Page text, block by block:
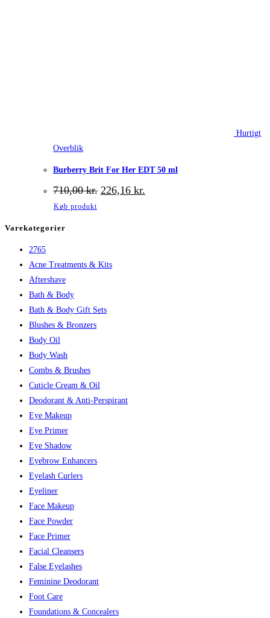
Hurtigt
Overblik
Burberry Brit For Her EDT 50 ml
710,00kr. Den
oprindelige
226,16 kr.
aktuelle
Køb produkt
Varekategorier
2765
Acne Treatments & Kits
Aftershave
Bath & Body
Bath & Body Gift Sets
Blushes & Bronzers
Body Oil
Body Wash
Combs & Brushes
Cuticle Cream & Oil
Deodorant & Anti-Perspirant
Eye Makeup
Eye Primer
Eye Shadow
Eyebrow Enhancers
Eyelash Curlers
Eyeliner
Face Makeup
Face Powder
Face Primer
Facial Cleansers
False Eyelashes
Feminine Deodorant
Foot Care
Foundations & Concealers